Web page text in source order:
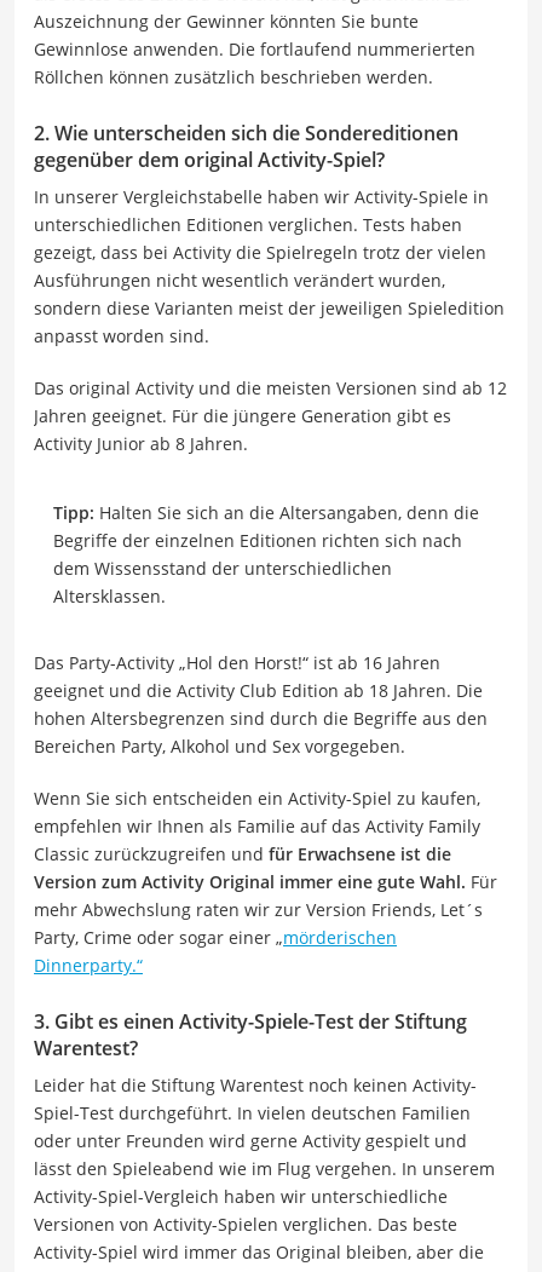
Auszeichnung der Gewinner könnten Sie bunte
Gewinnlose anwenden. Die fortlaufend nummerierten
Röllchen können zusätzlich beschrieben werden.
2. Wie unterscheiden sich die Sondereditionen
gegenüber dem original Activity-Spiel?
In unserer Vergleichstabelle haben wir Activity-Spiele in
unterschiedlichen Editionen verglichen. Tests haben
gezeigt, dass bei Activity die Spielregeln trotz der vielen
Ausführungen nicht wesentlich verändert wurden,
sondern diese Varianten meist der jeweiligen Spieledition
anpasst worden sind.
Das original Activity und die meisten Versionen sind ab 12
Jahren geeignet. Für die jüngere Generation gibt es
Activity Junior ab 8 Jahren.
Tipp: Halten Sie sich an die Altersangaben, denn die
Begriffe der einzelnen Editionen richten sich nach
dem Wissensstand der unterschiedlichen
Altersklassen.
Das Party-Activity „Hol den Horst!“ ist ab 16 Jahren
geeignet und die Activity Club Edition ab 18 Jahren. Die
hohen Altersbegrenzen sind durch die Begriffe aus den
Bereichen Party, Alkohol und Sex vorgegeben.
Wenn Sie sich entscheiden ein Activity-Spiel zu kaufen,
empfehlen wir Ihnen als Familie auf das Activity Family
Classic zurückzugreifen und für Erwachsene ist die
Version zum Activity Original immer eine gute Wahl. Für
mehr Abwechslung raten wir zur Version Friends, Let´s
Party, Crime oder sogar einer „mörderischen
Dinnerparty.“
3. Gibt es einen Activity-Spiele-Test der Stiftung
Warentest?
Leider hat die Stiftung Warentest noch keinen Activity-
Spiel-Test durchgeführt. In vielen deutschen Familien
oder unter Freunden wird gerne Activity gespielt und
lässt den Spieleabend wie im Flug vergehen. In unserem
Activity-Spiel-Vergleich haben wir unterschiedliche
Versionen von Activity-Spielen verglichen. Das beste
Activity-Spiel wird immer das Original bleiben, aber die